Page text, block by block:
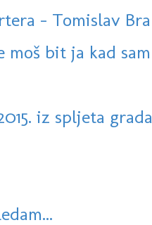
- Tomislav
moš bit ja kad
iz spljeta grada